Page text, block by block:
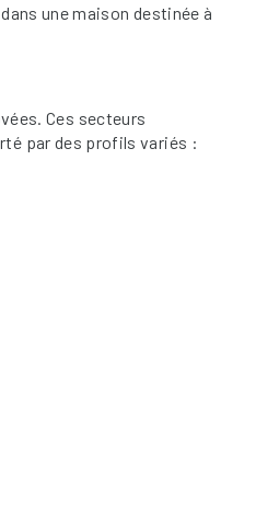
une maison destinée à
Ces secteurs
par des profils variés :